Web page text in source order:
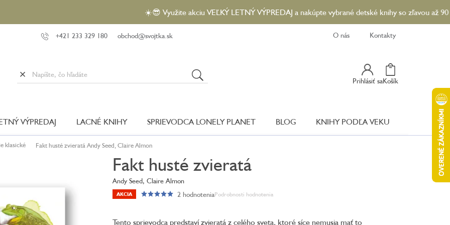
☀️😎 Využite akciu VEĽKÝ LETNÝ VÝPREDAJ a nakúpte vybrané detské knihy so zľavou až 90
+421 233 329 180 obchod@svojtka.sk O nás Kontakty
Prihlásiť sa
Nákupný
Košík
VÝPREDAJ LACNÉ KNIHY SPRIEVODCA LONELY PLANET BLOG KNIHY PODĽA VEKU
klasické Fakt husté zvieratá Andy Seed, Claire Almon
Fakt husté zvieratá
Andy Seed, Claire Almon
Podrobnosti hodnotenia
AKCIA
Priemerné
2 hodnotenia
Tento sprievodca predstaví zvieratá z celého sveta, ktoré síce nemusia mať to